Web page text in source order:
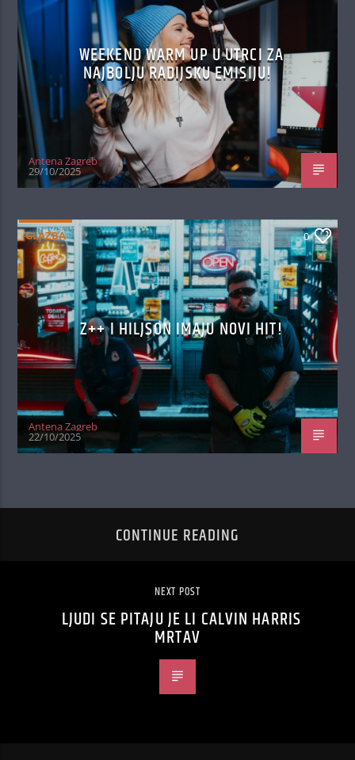
WEEKEND WARM UP U UTRCI ZA
NAJBOLJU RADIJSKU EMISIJU!
Antena Zagreb
29/10/2025
GLAZBA 0
Z++ I HILJSON IMAJU NOVI HIT!
Antena Zagreb
22/10/2025
CONTINUE READING
NEXT POST
LJUDI SE PITAJU JE LI CALVIN HARRIS
MRTAV